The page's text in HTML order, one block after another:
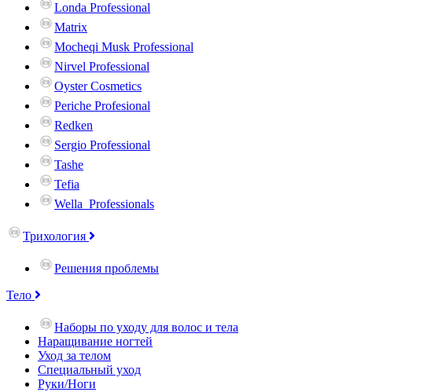
Londa Professional
Matrix
Mocheqi Musk Professional
Nirvel Professional
Oyster Cosmetics
Periche Profesional
Redken
Sergio Professional
Tashe
Tefia
Wella_Professionals
Трихология
Решения проблемы
Тело
Наборы по уходу для волос и тела
Наращивание ногтей
Уход за телом
Специальный уход
Руки/Ноги